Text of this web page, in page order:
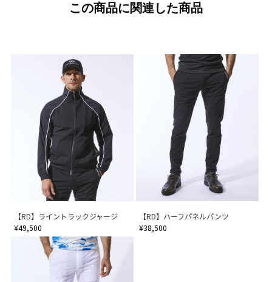
この商品に関連した商品
【RD】ライントラックジャージ
¥49,500
【RD】ハーフパネルパンツ
¥38,500